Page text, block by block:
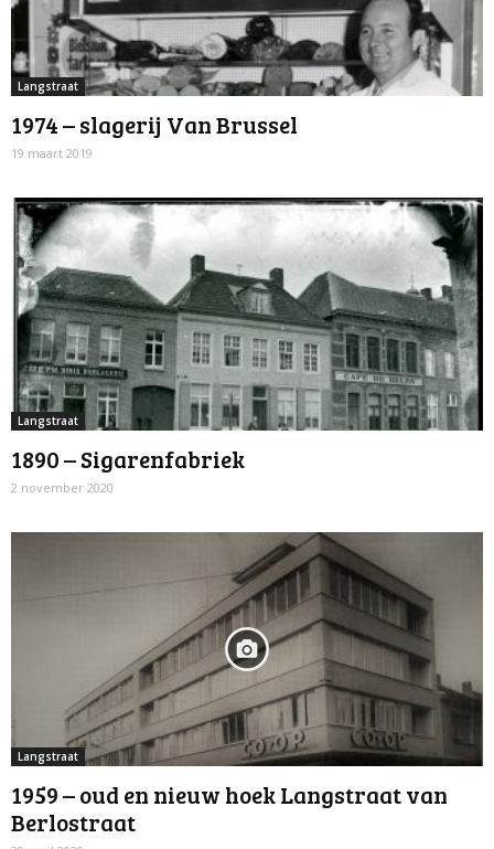
Langstraat
1974 – slagerij Van Brussel
19 maart 2019
Langstraat
1890 – Sigarenfabriek
2 november 2020
Langstraat
1959 – oud en nieuw hoek Langstraat van
Berlostraat